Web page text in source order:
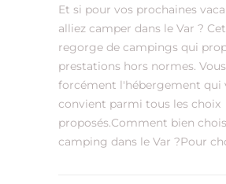
Et si pour vos prochaines
alliez camper dans le Var ?
regorge de campings qui
prestations hors normes.
forcément l'hébergement qui
convient parmi tous les choix
proposés.Comment bien
camping dans le Var ?Pour